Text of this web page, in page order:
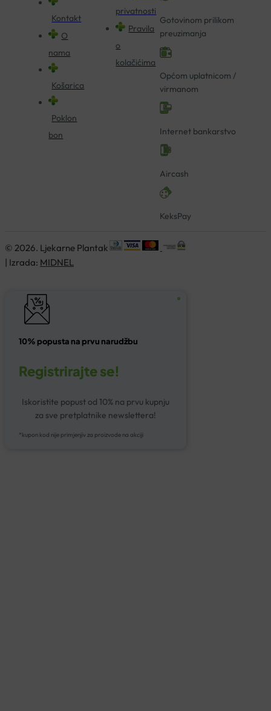
Kontakt
O
nama
Košarica
Poklon
bon
privatnosti
Pravila
o
kolačićima
Gotovinom prilikom
preuzimanja
Općom uplatnicom /
virmanom
Internet bankarstvo
Aircash
KeksPay
© 2026. Ljekarne Plantak
| Izrada: MIDNEL
10% popusta na prvu narudžbu
Registrirajte se!
Iskoristite popust od 10% na prvu kupnju
za sve pretplatnike newslettera!
*kupon kod nije primjenjiv za proizvode na akciji